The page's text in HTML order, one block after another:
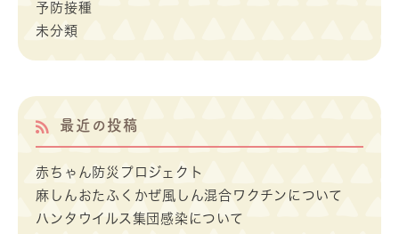
予防接種
未分類
最近の投稿
赤ちゃん防災プロジェクト
麻しんおたふくかぜ風しん混合ワクチンについて
ハンタウイルス集団感染について